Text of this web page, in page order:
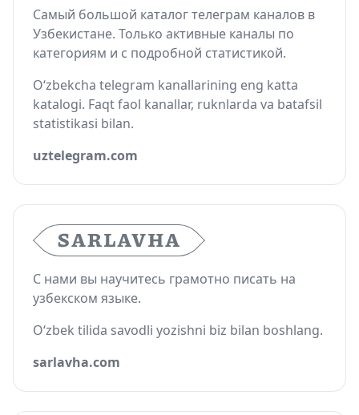
Самый большой каталог телеграм каналов в
Узбекистане. Только активные каналы по
категориям и с подробной статистикой.
O‘zbekcha telegram kanallarining eng katta
katalogi. Faqt faol kanallar, ruknlarda va batafsil
statistikasi bilan.
uztelegram.com
С нами вы научитесь грамотно писать на
узбекском языке.
O‘zbek tilida savodli yozishni biz bilan boshlang.
sarlavha.com